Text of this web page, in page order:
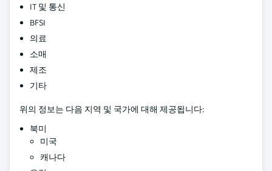
IT 및 통신
BFSI
의료
소매
제조
기타
위의 정보는 다음 지역 및 국가에 대해 제공됩니다:
북미
미국
캐나다